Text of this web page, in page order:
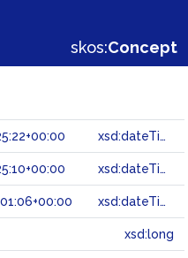
skos:Concept
xsd:dateTime
xsd:dateTime
xsd:dateTime
xsd:long